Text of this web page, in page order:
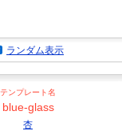
ランダム表示
テンプレート名
blue-glass
杏